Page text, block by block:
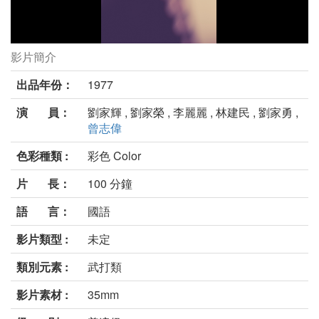
破戒劇照
影片簡介
出品年份：
1977
演 員：
劉家輝 , 劉家榮 , 李麗麗 , 林建民 , 劉家勇 ,
曾志偉
色彩種類 :
彩色 Color
片 長：
100 分鐘
語 言：
國語
影片類型 :
未定
類別元素 :
武打類
影片素材 :
35mm